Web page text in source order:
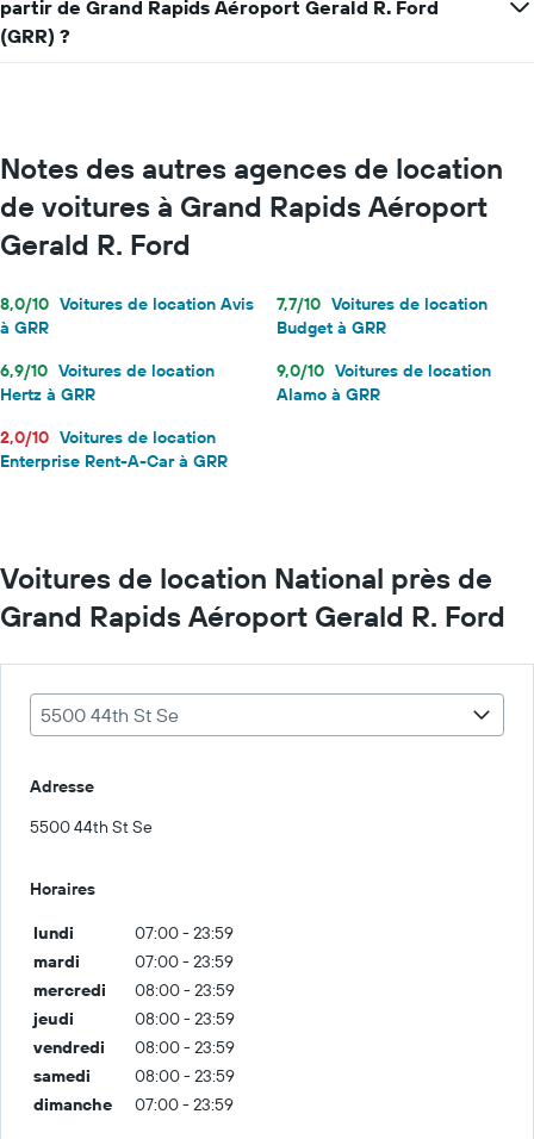
partir de Grand Rapids Aéroport Gerald R. Ford
(GRR) ?
Notes des autres agences de location
de voitures à Grand Rapids Aéroport
Gerald R. Ford
8,0/10 Voitures de location Avis
à GRR
7,7/10 Voitures de location
Budget à GRR
6,9/10 Voitures de location
Hertz à GRR
9,0/10 Voitures de location
Alamo à GRR
2,0/10 Voitures de location
Enterprise Rent-A-Car à GRR
Voitures de location National près de
Grand Rapids Aéroport Gerald R. Ford
5500 44th St Se
Adresse
5500 44th St Se
Horaires
lundi
07:00 - 23:59
mardi
07:00 - 23:59
mercredi
08:00 - 23:59
jeudi
08:00 - 23:59
vendredi
08:00 - 23:59
samedi
08:00 - 23:59
dimanche
07:00 - 23:59